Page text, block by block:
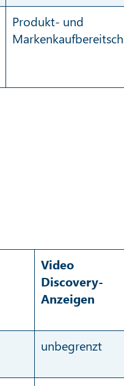
Produkt- und
Video
Discovery-
Anzeigen
unbegrenzt